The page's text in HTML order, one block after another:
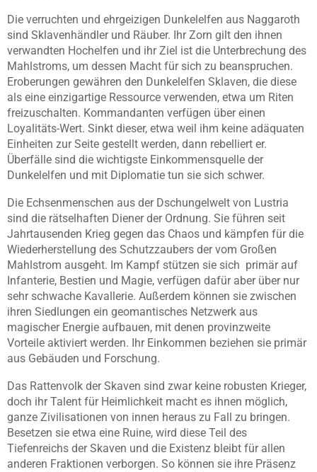
Die verruchten und ehrgeizigen Dunkelelfen aus Naggaroth
sind Sklavenhändler und Räuber. Ihr Zorn gilt den ihnen
verwandten Hochelfen und ihr Ziel ist die Unterbrechung des
Mahlstroms, um dessen Macht für sich zu beanspruchen.
Eroberungen gewähren den Dunkelelfen Sklaven, die diese
als eine einzigartige Ressource verwenden, etwa um Riten
freizuschalten. Kommandanten verfügen über einen
Loyalitäts-Wert. Sinkt dieser, etwa weil ihm keine adäquaten
Einheiten zur Seite gestellt werden, dann rebelliert er.
Überfälle sind die wichtigste Einkommensquelle der
Dunkelelfen und mit Diplomatie tun sie sich schwer.
Die Echsenmenschen aus der Dschungelwelt von Lustria
sind die rätselhaften Diener der Ordnung. Sie führen seit
Jahrtausenden Krieg gegen das Chaos und kämpfen für die
Wiederherstellung des Schutzzaubers der vom Großen
Mahlstrom ausgeht. Im Kampf stützen sie sich primär auf
Infanterie, Bestien und Magie, verfügen dafür aber über nur
sehr schwache Kavallerie. Außerdem können sie zwischen
ihren Siedlungen ein geomantisches Netzwerk aus
magischer Energie aufbauen, mit denen provinzweite
Vorteile aktiviert werden. Ihr Einkommen beziehen sie primär
aus Gebäuden und Forschung.
Das Rattenvolk der Skaven sind zwar keine robusten Krieger,
doch ihr Talent für Heimlichkeit macht es ihnen möglich,
ganze Zivilisationen von innen heraus zu Fall zu bringen.
Besetzen sie etwa eine Ruine, wird diese Teil des
Tiefenreichs der Skaven und die Existenz bleibt für allen
anderen Fraktionen verborgen. So können sie ihre Präsenz